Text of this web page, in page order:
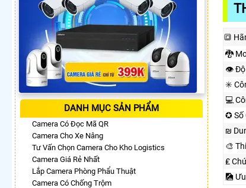
DANH MỤC SẢN PHẨM
Camera Có Đọc Mã QR
Camera Cho Xe Nâng
Tư Vấn Chọn Camera Cho Kho Logistics
Camera Giá Rẻ Nhất
Lắp Camera Phòng Phẩu Thuật
Camera Có Chống Trộm
🔳
🐉️
👁 Độ
✳️
💻
✪ Số
₪
🎨
₤
🎑